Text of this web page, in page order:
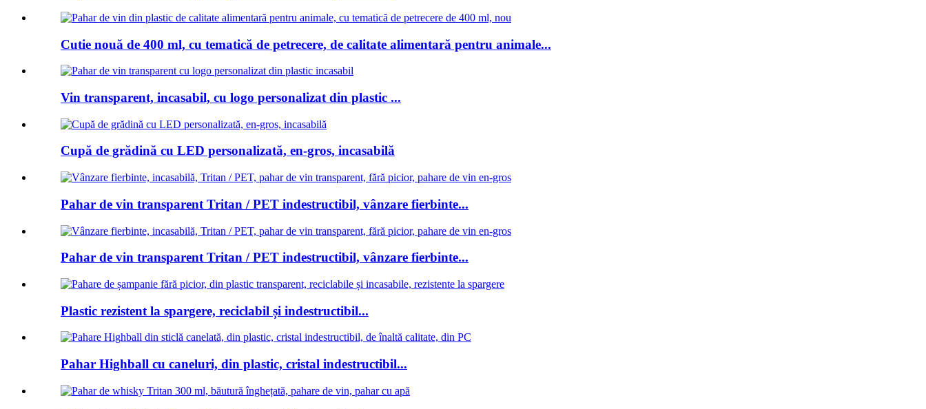
Cutie nouă de 400 ml, cu tematică de petrecere, de calitate alimentară pentru animale...
Vin transparent, incasabil, cu logo personalizat din plastic ...
Cupă de grădină cu LED personalizată, en-gros, incasabilă
Pahar de vin transparent Tritan / PET indestructibil, vânzare fierbinte...
Pahar de vin transparent Tritan / PET indestructibil, vânzare fierbinte...
Plastic rezistent la spargere, reciclabil și indestructibil...
Pahar Highball cu caneluri, din plastic, cristal indestructibil...